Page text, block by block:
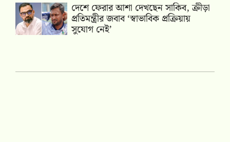
দেশে ফেরার আশা দেখছেন সাকিব, ক্রীড়া
প্রতিমন্ত্রীর জবাব ‘স্বাভাবিক প্রক্রিয়ায়
সুযোগ নেই’